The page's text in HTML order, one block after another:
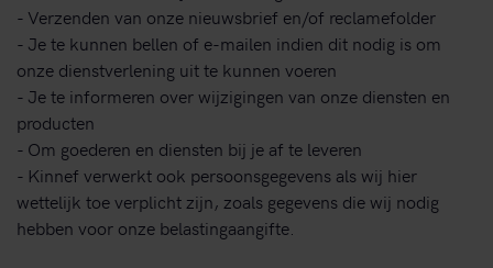
- Verzenden van onze nieuwsbrief en/of reclamefolder
- Je te kunnen bellen of e-mailen indien dit nodig is om
onze dienstverlening uit te kunnen voeren
- Je te informeren over wijzigingen van onze diensten en
producten
- Om goederen en diensten bij je af te leveren
- Kinnef verwerkt ook persoonsgegevens als wij hier
wettelijk toe verplicht zijn, zoals gegevens die wij nodig
hebben voor onze belastingaangifte.